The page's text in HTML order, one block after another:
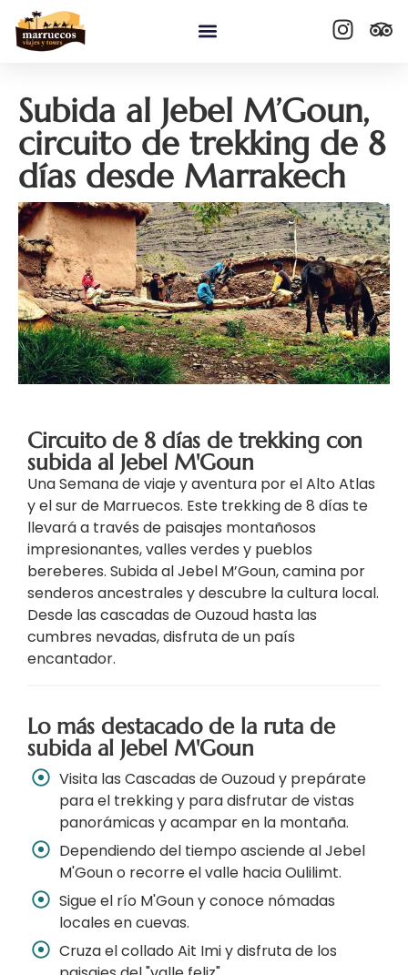
contenido
Subida al Jebel M’Goun,
circuito de trekking de 8
días desde Marrakech
Circuito de 8 días de trekking con
subida al Jebel M'Goun
Una Semana de viaje y aventura por el Alto Atlas
y el sur de Marruecos. Este trekking de 8 días te
llevará a través de paisajes montañosos
impresionantes, valles verdes y pueblos
bereberes. Subida al Jebel M’Goun, camina por
senderos ancestrales y descubre la cultura local.
Desde las cascadas de Ouzoud hasta las
cumbres nevadas, disfruta de un país
encantador.
Lo más destacado de la ruta de
subida al Jebel M'Goun
Visita las Cascadas de Ouzoud y prepárate
para el trekking y para disfrutar de vistas
panorámicas y acampar en la montaña.
Dependiendo del tiempo asciende al Jebel
M'Goun o recorre el valle hacia Oulilimt.
Sigue el río M'Goun y conoce nómadas
locales en cuevas.
Cruza el collado Ait Imi y disfruta de los